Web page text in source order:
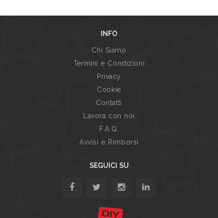
INFO
Chi Siamo
Termini e Condizioni
Privacy
Cookie
Contatti
Lavora con noi
F.A.Q.
Avvisi e Rimborsi
SEGUICI SU